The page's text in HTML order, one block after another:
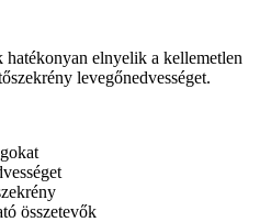
hatékonyan elnyelik a kellemetlen
levegőnedvességet.
összetevők